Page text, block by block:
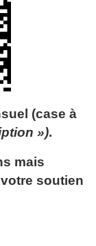
(case à
»).
mais
soutien